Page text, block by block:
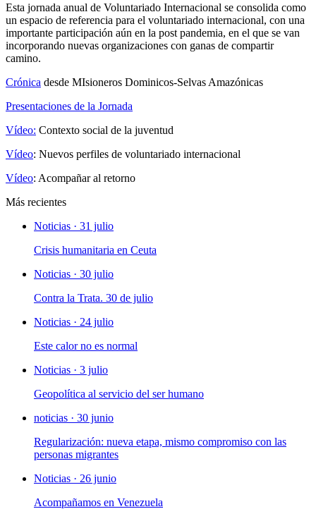
Esta jornada anual de Voluntariado Internacional se consolida como
un espacio de referencia para el voluntariado internacional, con una
importante participación aún en la post pandemia, en el que se van
incorporando nuevas organizaciones con ganas de compartir
camino.
Crónica desde MIsioneros Dominicos-Selvas Amazónicas
Presentaciones de la Jornada
Vídeo: Contexto social de la juventud
Vídeo: Nuevos perfiles de voluntariado internacional
Vídeo: Acompañar al retorno
Más recientes
Noticias · 31 julio
Crisis humanitaria en Ceuta
Noticias · 30 julio
Contra la Trata. 30 de julio
Noticias · 24 julio
Este calor no es normal
Noticias · 3 julio
Geopolítica al servicio del ser humano
noticias · 30 junio
Regularización: nueva etapa, mismo compromiso con las
personas migrantes
Noticias · 26 junio
Acompañamos en Venezuela